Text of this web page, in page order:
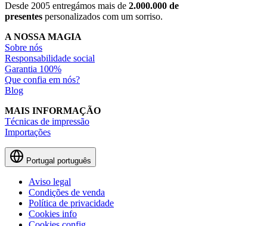
Desde 2005 entregámos mais de 2.000.000 de
presentes personalizados com um sorriso.
A NOSSA MAGIA
Sobre nós
Responsabilidade social
Garantia 100%
Que confia em nós?
Blog
MAIS INFORMAÇÃO
Técnicas de impressão
Importações
Portugal português
Aviso legal
Condições de venda
Política de privacidade
Cookies info